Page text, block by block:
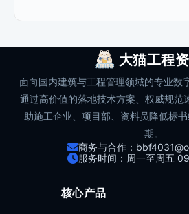
大猫工程
面向国内建筑与工程管理领域的专业数
通过高价值的落地技术方案、权威规范
助施工企业、项目部、资料员降低标
期。
商务与合作：
服务时间：周一至周五
核心产品